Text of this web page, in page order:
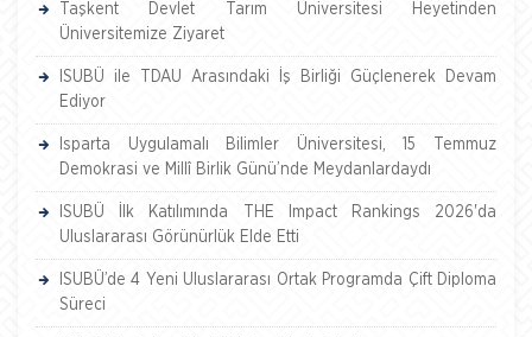
Taşkent Devlet Tarım Üniversitesi Heyetinden
Üniversitemize Ziyaret
ISUBÜ ile TDAU Arasındaki İş Birliği Güçlenerek Devam
Ediyor
Isparta Uygulamalı Bilimler Üniversitesi, 15 Temmuz
Demokrasi ve Millî Birlik Günü’nde Meydanlardaydı
ISUBÜ İlk Katılımında THE Impact Rankings 2026'da
Uluslararası Görünürlük Elde Etti
ISUBÜ’de 4 Yeni Uluslararası Ortak Programda Çift Diploma
Süreci